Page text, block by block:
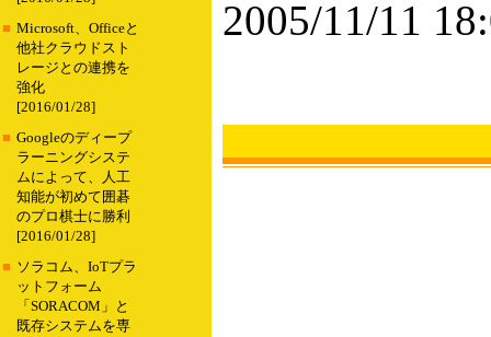
■ Microsoft、Officeと
他社クラウドスト
レージとの連携を
強化
[2016/01/28]
■ Googleのディープ
ラーニングシステ
ムによって、人工
知能が初めて囲碁
のプロ棋士に勝利
[2016/01/28]
■ ソラコム、IoTプラ
ットフォーム
「SORACOM」と
既存システムを専
2005/11/11